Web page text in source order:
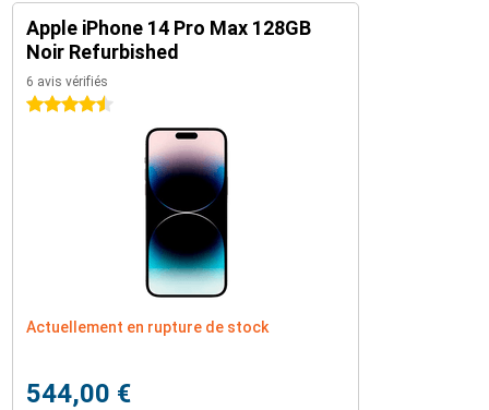
Apple iPhone 14 Pro Max 128GB
Noir Refurbished
6 avis vérifiés
4.5 étoiles
Actuellement en rupture de stock
544,00 €